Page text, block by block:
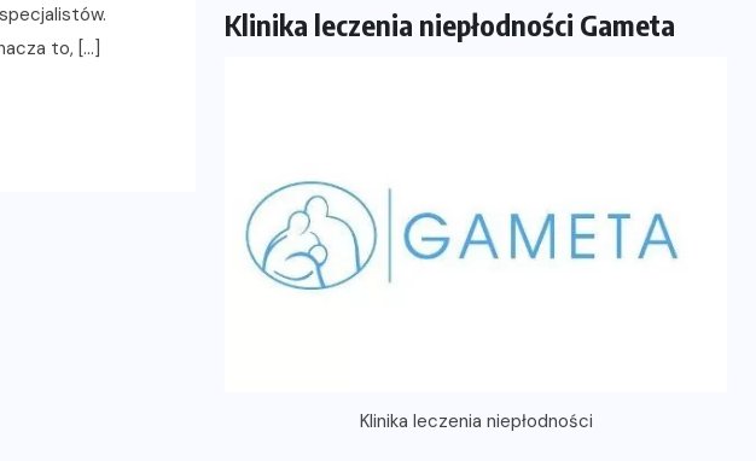
to, […]
Klinika leczenia niepłodności Gameta
Klinika leczenia niepłodności